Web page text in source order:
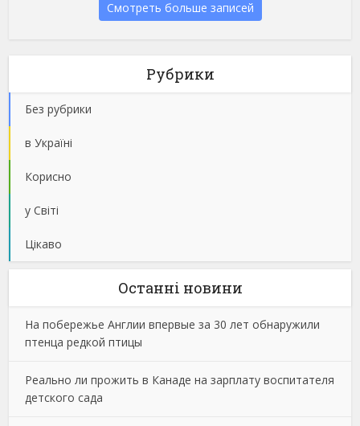
Смотреть больше записей
Рубрики
Без рубрики
в Україні
Корисно
у Світі
Цікаво
Останнi новини
На побережье Англии впервые за 30 лет обнаружили
птенца редкой птицы
Реально ли прожить в Канаде на зарплату воспитателя
детского сада